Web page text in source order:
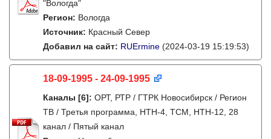
"Вологда"
Регион: Вологда
Источник: Красный Север
Добавил на сайт: RUErmine (2024-03-19 15:19:53)
18-09-1995 - 24-09-1995
Каналы [6]: ОРТ, РТР / ГТРК Новосибирск / Регион
ТВ / Третья программа, НТН-4, ТСМ, НТН-12, 28
канал / Пятый канал